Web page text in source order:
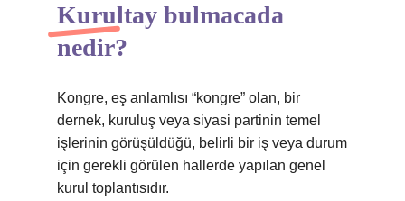
Kurultay bulmacada
nedir?
Kongre, eş anlamlısı “kongre” olan, bir
dernek, kuruluş veya siyasi partinin temel
işlerinin görüşüldüğü, belirli bir iş veya durum
için gerekli görülen hallerde yapılan genel
kurul toplantısıdır.